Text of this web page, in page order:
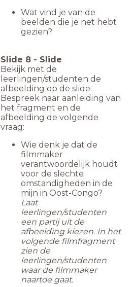
Wat vind je van de
beelden die je net hebt
gezien?
Slide 8 - Slide
Bekijk met de
leerlingen/studenten de
afbeelding op de slide.
Bespreek naar aanleiding van
het fragment en de
afbeelding de volgende
vraag:
Wie denk je dat de
filmmaker
verantwoordelijk houdt
voor de slechte
omstandigheden in de
mijn in Oost-Congo?
Laat
leerlingen/studenten
een partij uit de
afbeelding kiezen. In het
volgende filmfragment
zien de
leerlingen/studenten
waar de filmmaker
naartoe gaat.